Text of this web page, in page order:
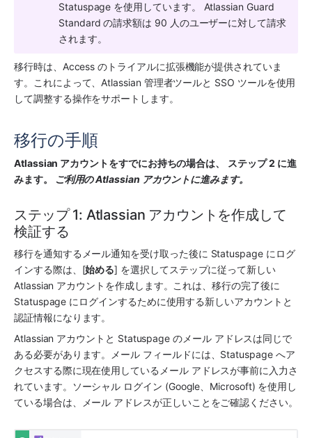
Statuspage を使用しています。
Atlassian Guard
Standard の請求額は 90 人のユーザーに対して請求
されます。
移行時は、Access のトライアルに拡張機能が提供されていま
す。これによって、Atlassian 管理者ツールと SSO ツールを使用
して調整する操作をサポートします。
移行の手順
Atlassian アカウントをすでにお持ちの場合は、
ステップ 2 に進
みます。
ご利用の Atlassian アカウントに進みます。
ステップ 1: Atlassian アカウントを作成して
検証する
移行を通知するメール通知を受け取った後に Statuspage にログ
インする際は、[始める] を選択してステップに従って新しい
Atlassian アカウントを作成します。これは、移行の完了後に
Statuspage にログインするために使用する新しいアカウントと
認証情報になります。
Atlassian アカウントと Statuspage のメール アドレスは同じで
ある必要があります。メール フィールドには、Statuspage へア
クセスする際に現在使用しているメール アドレスが事前に入力さ
れています。ソーシャル ログイン (Google、Microsoft) を使用し